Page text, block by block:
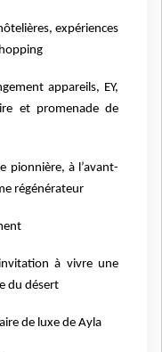
expériences
appareils, EY,
et promenade de
pionnière, à l’avant-
régénérateur
à vivre une
du désert
de luxe de Ayla